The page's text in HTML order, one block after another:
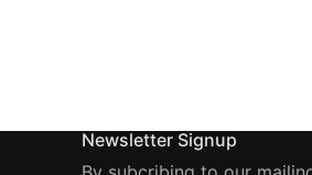
Newsletter Signup